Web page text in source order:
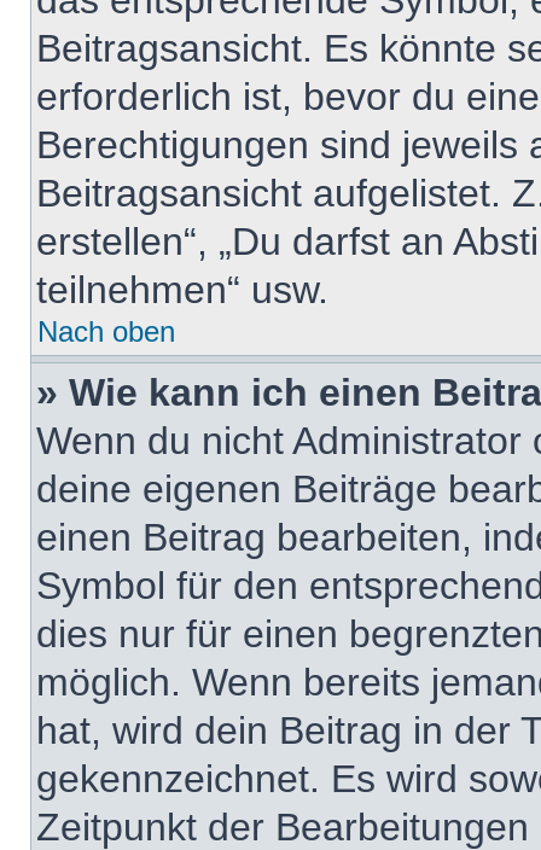
Beitragsansicht. Es könnte
erforderlich ist, bevor du
Berechtigungen sind jeweils
Beitragsansicht aufgelistet.
erstellen“, „Du darfst an
teilnehmen“ usw.
Nach oben
» Wie kann ich einen
Wenn du nicht
deine eigenen Beiträge
einen Beitrag bearbeiten,
Symbol für den
dies nur für einen
möglich. Wenn bereits
hat, wird dein Beitrag in der
gekennzeichnet. Es wird
Zeitpunkt der